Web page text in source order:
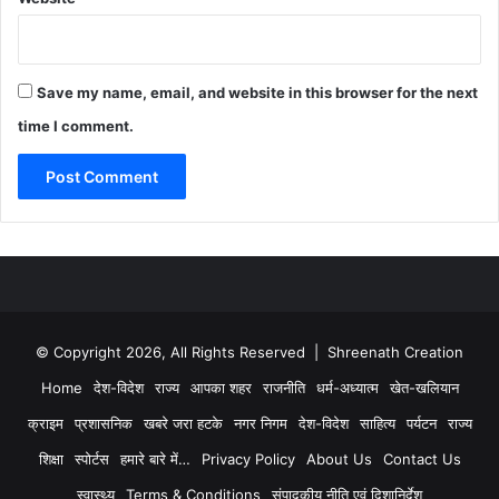
Save my name, email, and website in this browser for the next
time I comment.
© Copyright 2026, All Rights Reserved | Shreenath Creation
Home
देश-विदेश राज्य आपका शहर राजनीति धर्म-अध्यात्म
खेत-खलियान
क्राइम
प्रशासनिक खबरे जरा हटके नगर निगम देश-विदेश साहित्य पर्यटन
राज्य
शिक्षा
स्पोर्टस हमारे बारे में… Privacy Policy About Us
Contact Us
स्वास्थ्य
Terms & Conditions संपादकीय नीति एवं दिशानिर्देश